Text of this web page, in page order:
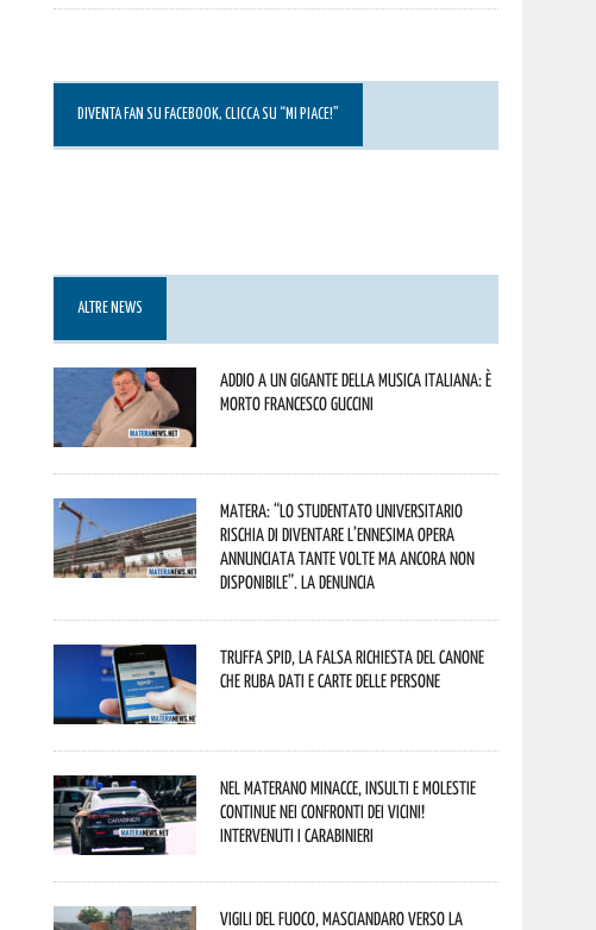
DIVENTA FAN SU FACEBOOK, CLICCA SU “MI PIACE!”
ALTRE NEWS
Addio a un gigante della musica italiana: è
morto Francesco Guccini
Matera: “Lo studentato universitario
rischia di diventare l’ennesima opera
annunciata tante volte ma ancora non
disponibile”. La denuncia
Truffa Spid, la falsa richiesta del canone
che ruba dati e carte delle persone
Nel materano minacce, insulti e molestie
continue nei confronti dei vicini!
Intervenuti i Carabinieri
Vigili del Fuoco, Masciandaro verso la